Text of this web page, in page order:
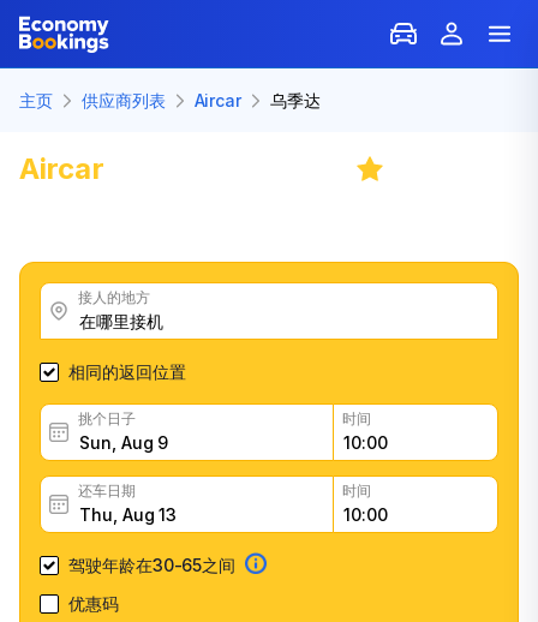
主页 供应商列表 Aircar 乌季达
Aircar
接人的地方
相同的返回位置
挑个日子 时间
还车日期 时间
驾驶年龄在30-65之间
优惠码